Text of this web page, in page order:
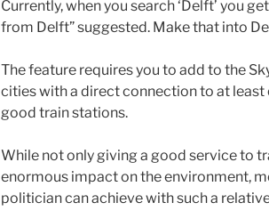
Currently, when you search ‘Delft’ you
from Delft” suggested. Make that into
The feature requires you to add to the
cities with a direct connection to at
good train stations.
While not only giving a good service to
enormous impact on the environment,
politician can achieve with such a